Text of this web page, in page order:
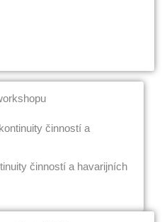
činností a
činností a havarijních